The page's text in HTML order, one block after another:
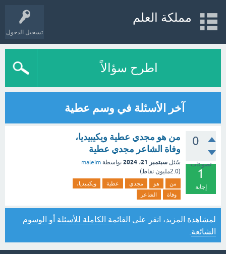
تسجيل الدخول
مملكة العلم
اطرح سؤالاً
آخر الأسئلة في وسم عطية
0
تصويتات
1
إجابة
من هو مجدي عطية ويكيبيديا،
وفاة الشاعر مجدي عطية
سُئل سبتمبر 21، 2024 بواسطة maleim
(2.0مليون نقاط)
من هو مجدي عطية
ويكيبيديا،
وفاة
الشاعر
لمشاهدة المزيد، انقر على القائمة الكاملة للأسئلة أو الوسوم
الشائعة